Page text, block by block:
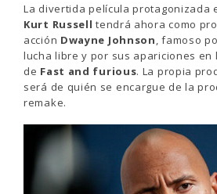
La divertida película protagonizada
Kurt Russell tendrá ahora como
acción Dwayne Johnson, famoso
lucha libre y por sus apariciones en
de Fast and furious. La propia
será de quién se encargue de la
remake.